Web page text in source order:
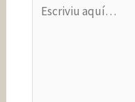
aquí…